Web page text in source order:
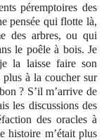
péremptoires des
pensée qui flotte là,
des arbres, ou qui
le poêle à bois. Je
la laisse faire son
à la coucher sur
? S’il m’arrive de
les discussions des
des oracles à
histoire m’était plus